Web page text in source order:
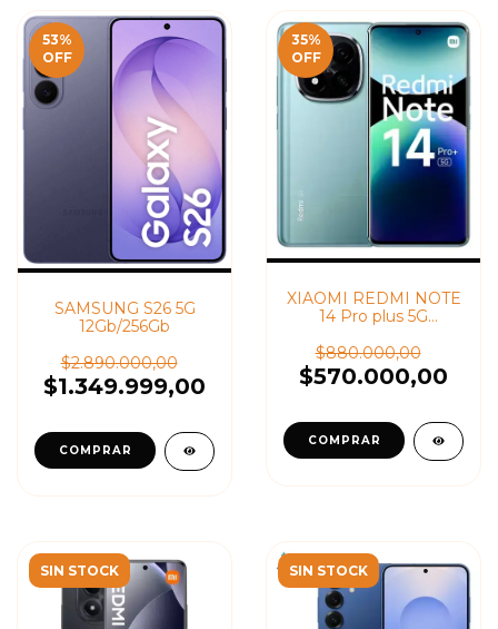
53%
OFF
SAMSUNG S26 5G
12Gb/256Gb
$2.890.000,00
$1.349.999,00
35%
OFF
XIAOMI REDMI NOTE
14 Pro plus 5G
$880.000,00
$570.000,00
SIN STOCK SIN STOCK